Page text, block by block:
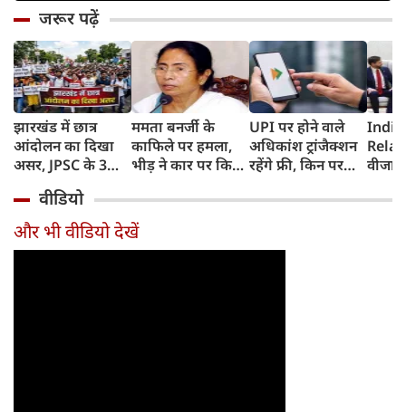
जरूर पढ़ें
झारखंड में छात्र
आंदोलन का दिखा
असर, JPSC के 3
इस्‍तीफा, प्रदर्शन को
लेकर क्या बोले CM
हेमंत सोरेन?
ममता बनर्जी के
काफिले पर हमला,
भीड़ ने कार पर किया
पुलिस पर लगा यह
आरोप
UPI पर होने वाले
अधिकांश ट्रांजैक्शन
रहेंगे फ्री, किन पर
ने दिया बड़ा अपडेट
वीजा
वीडियो
और भी वीडियो देखें